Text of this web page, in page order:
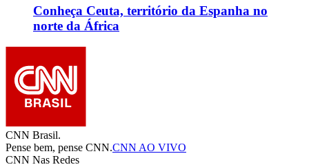
Conheça Ceuta, território da Espanha no
norte da África
CNN Brasil.
Pense bem, pense CNN.CNN AO VIVO
CNN Nas Redes